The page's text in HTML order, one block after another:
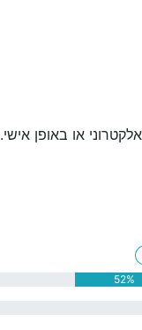
או באופן אישי.
52%